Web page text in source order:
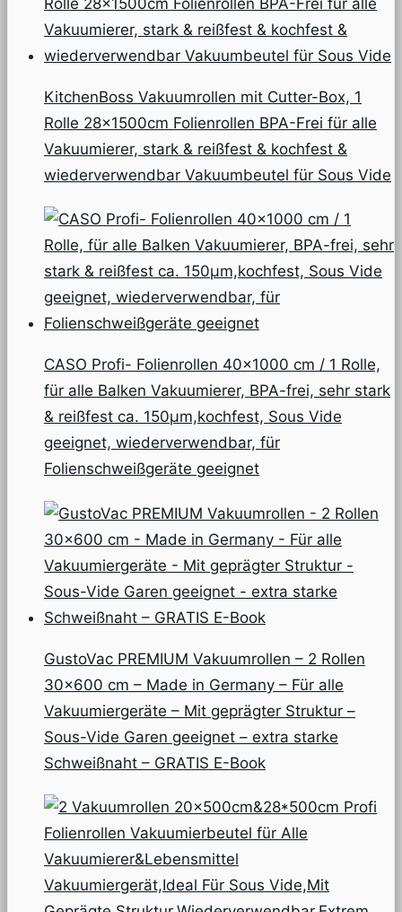
KitchenBoss Vakuumrollen mit Cutter-Box, 1
Rolle 28x1500cm Folienrollen BPA-Frei für alle
Vakuumierer, stark & reißfest & kochfest &
wiederverwendbar Vakuumbeutel für Sous Vide
CASO Profi- Folienrollen 40×1000 cm / 1 Rolle,
für alle Balken Vakuumierer, BPA-frei, sehr stark
& reißfest ca. 150µm,kochfest, Sous Vide
geeignet, wiederverwendbar, für
Folienschweißgeräte geeignet
GustoVac PREMIUM Vakuumrollen – 2 Rollen
30×600 cm – Made in Germany – Für alle
Vakuumiergeräte – Mit geprägter Struktur –
Sous-Vide Garen geeignet – extra starke
Schweißnaht – GRATIS E-Book